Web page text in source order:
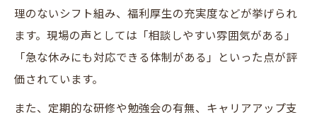
通所介護で理想の職場を探すための心構え
地域密着型施設で働く際の注意点と工夫
ワークライフバランス重視の求人を通所介護か
理のないシフト組み、福利厚生の充実度などが挙げられ
ます。現場の声としては「相談しやすい雰囲気がある」
「急な休みにも対応できる体制がある」といった点が評
価されています。
また、定期的な研修や勉強会の有無、キャリアアップ支